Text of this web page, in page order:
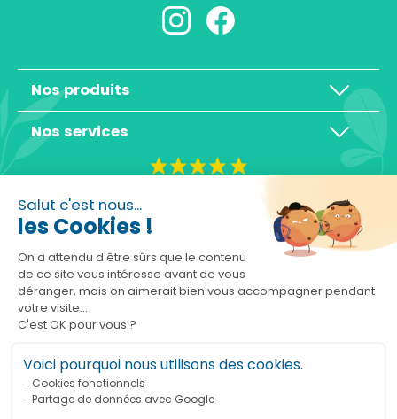
Salut c'est nous...
les Cookies !
On a attendu d'être sûrs que le contenu
de ce site vous intéresse avant de vous
déranger, mais on aimerait bien vous accompagner pendant
votre visite...
C'est OK pour vous ?
Voici pourquoi nous utilisons des cookies.
Cookies fonctionnels
Partage de données avec Google
Nos produits
Nos services